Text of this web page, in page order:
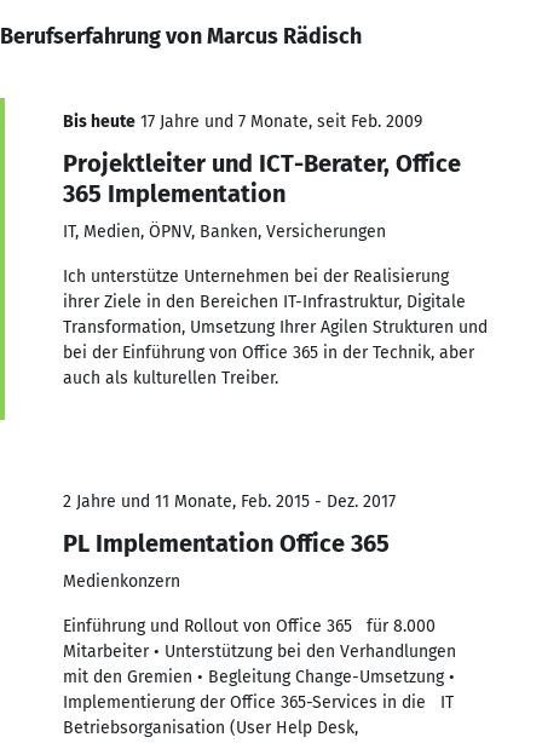
Berufserfahrung von Marcus Rädisch
Bis heute 17 Jahre und 7 Monate, seit Feb. 2009
Projektleiter und ICT-Berater, Office
365 Implementation
IT, Medien, ÖPNV, Banken, Versicherungen
Ich unterstütze Unternehmen bei der Realisierung
ihrer Ziele in den Bereichen IT-Infrastruktur, Digitale
Transformation, Umsetzung Ihrer Agilen Strukturen und
bei der Einführung von Office 365 in der Technik, aber
auch als kulturellen Treiber.
2 Jahre und 11 Monate, Feb. 2015 - Dez. 2017
PL Implementation Office 365
Medienkonzern
Einführung und Rollout von Office 365 für 8.000
Mitarbeiter • Unterstützung bei den Verhandlungen
mit den Gremien • Begleitung Change-Umsetzung •
Implementierung der Office 365-Services in die IT
Betriebsorganisation (User Help Desk,